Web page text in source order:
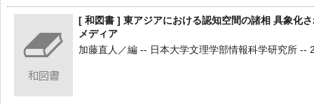
[ 和図書 ] 東アジアにおける認知空間の諸相 具象化
メディア
加藤直人／編 -- 日本大学文理学部情報科学研究所 --